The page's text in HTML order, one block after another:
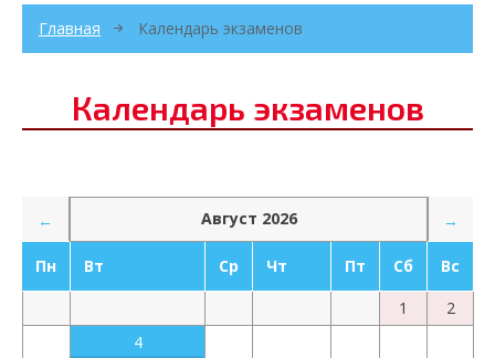
Главная Календарь экзаменов
Календарь экзаменов
← Август 2026 →
Пн Вт Ср Чт Пт Сб
Вс
1
2
4